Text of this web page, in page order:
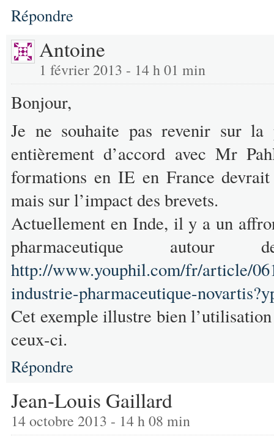
Répondre
Antoine
1 février 2013 - 14 h 01 min
Bonjour,
Je ne souhaite pas revenir sur la
entièrement d’accord avec Mr
formations en IE en France
mais sur l’impact des brevets.
Actuellement en Inde, il y a un
pharmaceutique autour
http://www.youphil.com/fr/article/
industrie-pharmaceutique-
Cet exemple illustre bien
ceux-ci.
Répondre
Jean-Louis Gaillard
14 octobre 2013 - 14 h 08 min